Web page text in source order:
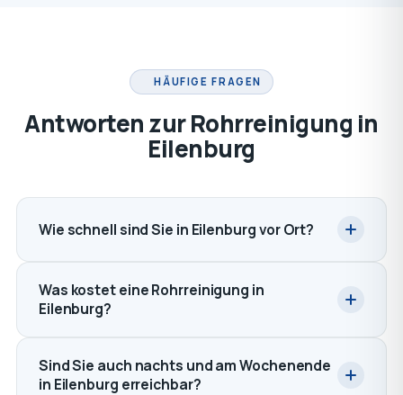
HÄUFIGE FRAGEN
Antworten zur Rohrreinigung in
Eilenburg
Wie schnell sind Sie in Eilenburg vor Ort?
Was kostet eine Rohrreinigung in
Eilenburg?
Sind Sie auch nachts und am Wochenende
in Eilenburg erreichbar?